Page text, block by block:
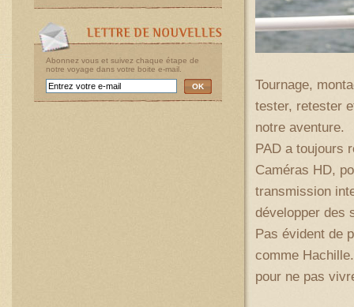
Abonnez vous et suivez chaque étape de
notre voyage dans votre boite e-mail.
OK
Tournage,
tester, retester
notre aventure.
PAD a toujours
Caméras HD,
transmission
développer des
Pas évident de
comme
pour ne pas